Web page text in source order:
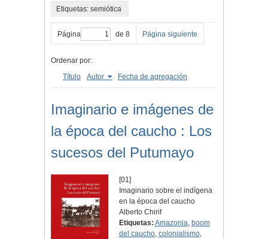
Etiquetas: semiótica
Página de 8 Página siguiente
Ordenar por:
Título
Autor Fecha de agregación
Imaginario e imágenes de
la época del caucho : Los
sucesos del Putumayo
[01]
Imaginario sobre el indígena
en la época del caucho
Alberto Chirif
Etiquetas: Amazonia, boom
del caucho, colonialismo,